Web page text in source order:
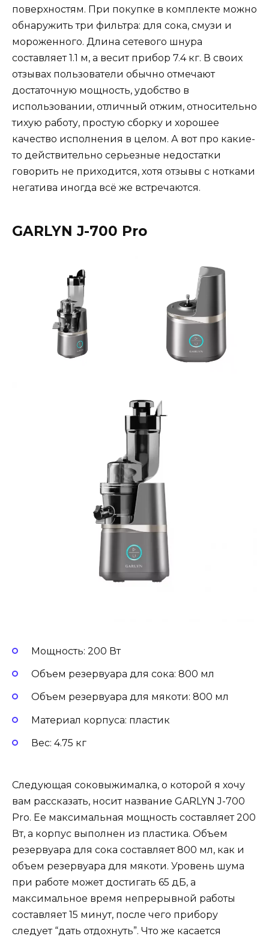
поверхностям. При покупке в комплекте можно
обнаружить три фильтра: для сока, смузи и
мороженного. Длина сетевого шнура
составляет 1.1 м, а весит прибор 7.4 кг. В своих
отзывах пользователи обычно отмечают
достаточную мощность, удобство в
использовании, отличный отжим, относительно
тихую работу, простую сборку и хорошее
качество исполнения в целом. А вот про какие-
то действительно серьезные недостатки
говорить не приходится, хотя отзывы с нотками
негатива иногда всё же встречаются.
GARLYN J-700 Pro
Мощность: 200 Вт
Объем резервуара для сока: 800 мл
Объем резервуара для мякоти: 800 мл
Материал корпуса: пластик
Вес: 4.75 кг
Следующая соковыжималка, о которой я хочу
вам рассказать, носит название GARLYN J-700
Pro. Ее максимальная мощность составляет 200
Вт, а корпус выполнен из пластика. Объем
резервуара для сока составляет 800 мл, как и
объем резервуара для мякоти. Уровень шума
при работе может достигать 65 дБ, а
максимальное время непрерывной работы
составляет 15 минут, после чего прибору
следует “дать отдохнуть”. Что же касается